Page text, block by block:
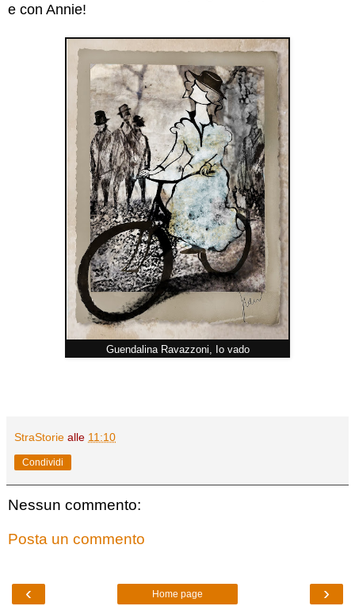
e con Annie!
Guendalina Ravazzoni, Io vado
StraStorie alle 11:10
Condividi
Nessun commento:
Posta un commento
‹ ›
Home page